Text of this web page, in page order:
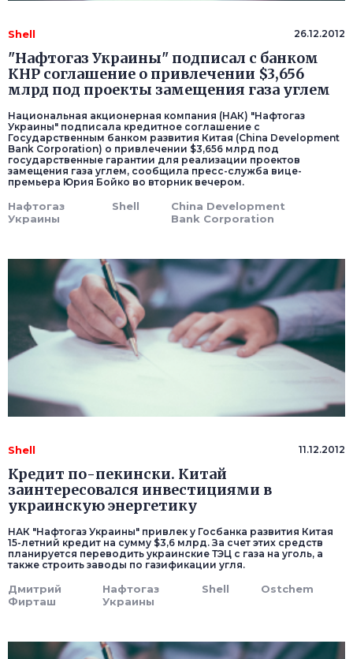
Shell 26.12.2012
"Нафтогаз Украины" подписал с банком
КНР соглашение о привлечении $3,656
млрд под проекты замещения газа углем
Национальная акционерная компания (НАК) "Нафтогаз
Украины" подписала кредитное соглашение с
Государственным банком развития Китая (China Development
Bank Corporation) о привлечении $3,656 млрд под
государственные гарантии для реализации проектов
замещения газа углем, сообщила пресс-служба вице-
премьера Юрия Бойко во вторник вечером.
Нафтогаз
Украины
Shell
China Development
Bank Corporation
Shell 11.12.2012
Кредит по-пекински. Китай
заинтересовался инвестициями в
украинскую энергетику
НАК "Нафтогаз Украины" привлек у Госбанка развития Китая
15-летний кредит на сумму $3,6 млрд. За счет этих средств
планируется переводить украинские ТЭЦ с газа на уголь, а
также строить заводы по газификации угля.
Дмитрий
Фирташ
Нафтогаз
Украины
Shell Ostchem